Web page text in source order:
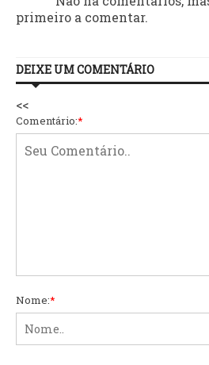
primeiro a comentar.
DEIXE UM COMENTÁRIO
<<
Comentário:*
Nome:*